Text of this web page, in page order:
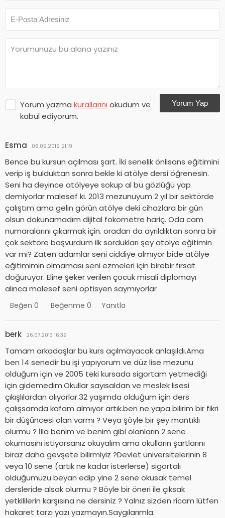
Yorum yazma kurallarını okudum ve
kabul ediyorum.
Yorum Yap
Esma 06.09.2019 21:19
Bence bu kursun açılması şart. İki senelik önlisans eğitimini
verip iş bulduktan sonra bekle ki atölye dersi öğrenesin.
Seni ha deyince atölyeye sokup al bu gözlüğü yap
demiyorlar malesef ki. 2013 mezunuyum 2 yıl bir sektörde
çalıştım ama gelin görün atölye deki cihazlara bir gün
olsun dokunamadım dijital fokometre hariç. Oda cam
numaralarını çıkarmak için. oradan da ayrıldıktan sonra bir
çok sektöre başvurdum ilk sordukları şey atölye eğitimin
var mı? Zaten adamlar seni ciddiye almıyor bide atölye
eğitimimin olmaması seni ezmeleri için birebir fırsat
doğuruyor. Eline şeker verilen çocuk misali diplomayı
alınca malesef seni optisyen saymıyorlar
Beğen 0 Beğenme 0 Yanıtla
berk 26.07.2013 16:39
Tamam arkadaşlar bu kurs açılmayacak anlaşıldı.Ama
ben 14 senedir bu işi yapıyorum ve düz lise mezunu
olduğum için ve 2005 teki kursada sigortam yetmediği
için gidemedim.Okullar sayısaldan ve meslek lisesi
çıkışlılardan alıyorlar.32 yaşımda olduğum için ders
çalışsamda kafam almıyor artık.ben ne yapa bilirim bir fikri
bir düşüncesi olan varmı ? Veya şöyle bir şey mantıklı
olurmu ? İlla benim ve benim gibi olanların 2 sene
okumasını istiyorsanız okuyalım ama okulların şartlarını
biraz daha gevşete bilirmiyiz ?Devlet üniversitelerinin 8
veya 10 sene (artık ne kadar isterlerse) sigortalı
olduğumuzu beyan edip yine 2 sene okusak temel
dersleride alsak olurmu ? Böyle bir öneri ile çıksak
yetkililerin karşısına ne dersiniz ? Yalnız sizden ricam lütfen
hakaret tarzı yazı yazmayın.Saygılarımla.